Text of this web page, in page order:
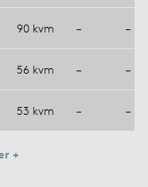
90 kvm – –
56 kvm – –
53 kvm – –
+